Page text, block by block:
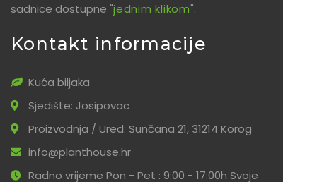
sadnice dostupne "jednim klikom".
Kontakt informacije
Kuća biljaka
Sjedište: Josipovac
Proizvodnja / Ured: Sunčana 21, 31214 Korog
info@planthouse.hr
Radno vrijeme Pon - Pet : 9:00 - 17:00h Svoje